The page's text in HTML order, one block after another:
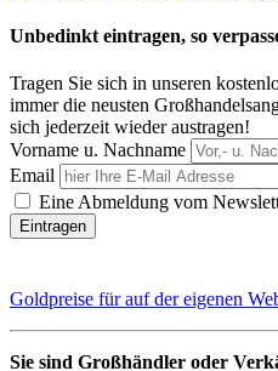
Unbedinkt eintragen, so
Tragen Sie sich in unseren
immer die neusten
sich jederzeit wieder austragen!
Vorname u. Nachname
Email
Eine Abmeldung vom
Goldpreise für auf der eigenen
Sie sind Großhändler oder